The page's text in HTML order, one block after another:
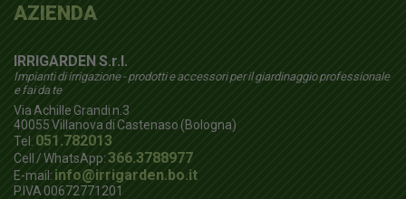
AZIENDA
IRRIGARDEN S.r.l.
Impianti di irrigazione - prodotti e accessori per il giardinaggio professionale
e fai da te
Via Achille Grandi n.3
40055Villanova di Castenaso (Bologna)
Tel. 051.782013
Cell / WhatsApp:366.3788977
E-mail: info@irrigarden.bo.it
P.IVA 00672771201